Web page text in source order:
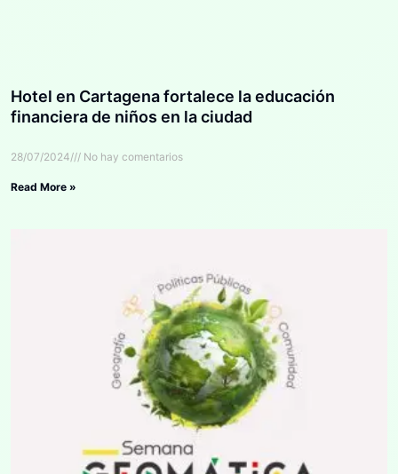
Hotel en Cartagena fortalece la educación
financiera de niños en la ciudad
28/07/2024 No hay comentarios
Read More »